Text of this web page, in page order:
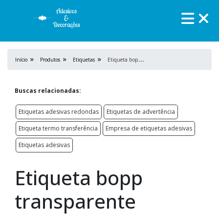
Início Produtos Etiquetas E
tiqueta bopp transparente
Buscas relacionadas:
Etiquetas adesivas redondas
Etiquetas de advertência
Etiqueta termo transferência
Empresa de etiquetas adesivas
Etiquetas adesivas
Etiqueta bopp
transparente